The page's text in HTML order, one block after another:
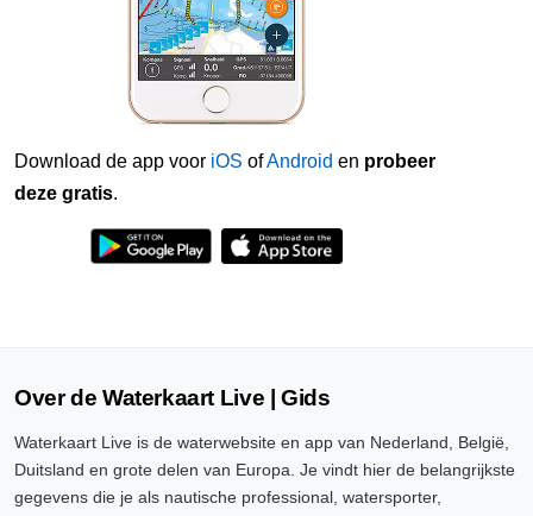
Download de app voor iOS ofAndroid en probeer
deze gratis.
Over de Waterkaart Live | Gids
Waterkaart Live is de waterwebsite en app van Nederland, België,
Duitsland en grote delen van Europa. Je vindt hier de belangrijkste
gegevens die je als nautische professional, watersporter,